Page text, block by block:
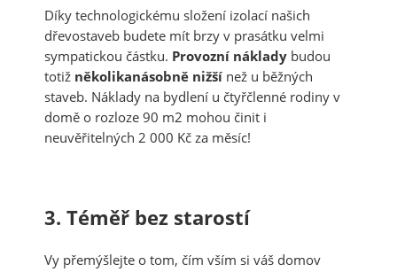
Díky technologickému složení izolací našich
dřevostaveb budete mít brzy v prasátku velmi
sympatickou částku. Provozní náklady budou
totiž několikanásobně nižší než u běžných
staveb. Náklady na bydlení u čtyřčlenné rodiny v
domě o rozloze 90 m2 mohou činit i
neuvěřitelných 2 000 Kč za měsíc!
3. Téměř bez starostí
Vy přemýšlejte o tom, čím vším si váš domov